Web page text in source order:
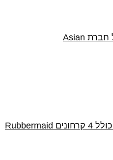
מארז זוג צידניות 48 ו-5 ליטר כולל 4 קרחונים Rubbermaid